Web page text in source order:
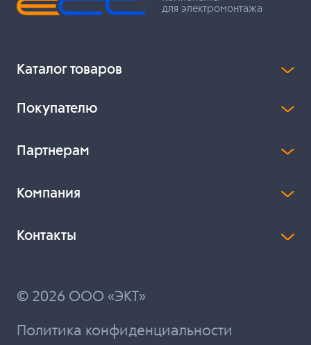
для электромонтажа
Каталог товаров
Покупателю
Партнерам
Компания
Контакты
© 2026 ООО «ЭКТ»
Политика конфиденциальности